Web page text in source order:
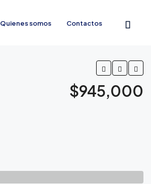
Quienes somos Contactos
$945,000